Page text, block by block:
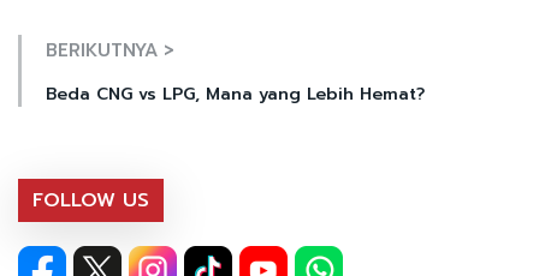
BERIKUTNYA >
Beda CNG vs LPG, Mana yang Lebih Hemat?
FOLLOW US